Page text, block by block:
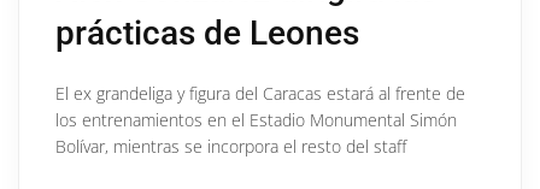
prácticas de Leones
El ex grandeliga y figura del Caracas estará al frente de
los entrenamientos en el Estadio Monumental Simón
Bolívar, mientras se incorpora el resto del staff